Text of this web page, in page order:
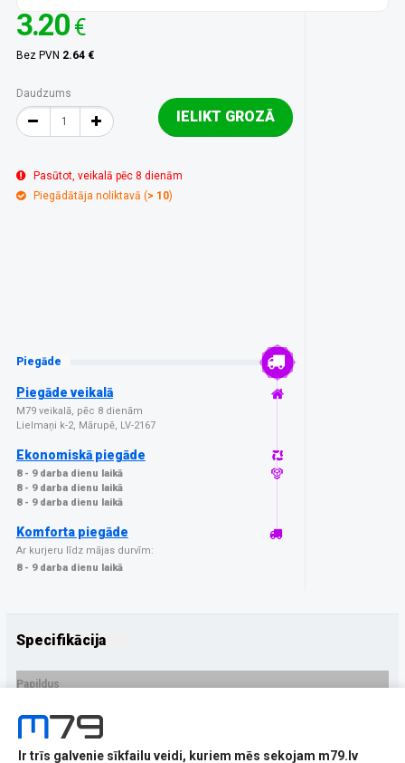
3.20 €
Bez PVN 2.64 €
Daudzums
IELIKT GROZĀ
Pasūtot, veikalā pēc 8 dienām
Piegādātāja noliktavā (> 10)
Piegāde
Piegāde veikalā
M79 veikalā, pēc 8 dienām
Lielmaņi k-2, Mārupē, LV-2167
Ekonomiskā piegāde
8 - 9 darba dienu laikā
8 - 9 darba dienu laikā
8 - 9 darba dienu laikā
Komforta piegāde
Ar kurjeru līdz mājas durvīm:
8 - 9 darba dienu laikā
Specifikācija
Papildus
Ražotājs
PRECES APRAKSTS
Ir trīs galvenie sīkfailu veidi, kuriem mēs sekojam m79.lv